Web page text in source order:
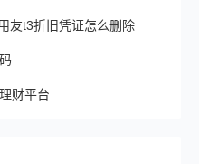
友t3折旧凭证怎么删除
财平台